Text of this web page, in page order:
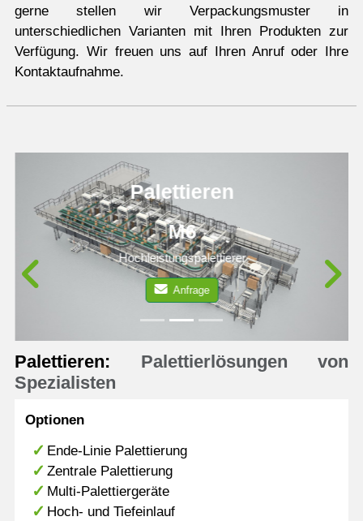
gerne stellen wir Verpackungsmuster in
unterschiedlichen Varianten mit Ihren Produkten zur
Verfügung. Wir freuen uns auf Ihren Anruf oder Ihre
Kontaktaufnahme.
Palettieren
M6
Hochleistungspalettierer
Anfrage
Previous
Palettieren: Palettierlösungen von
Spezialisten
Optionen
Ende-Linie Palettierung
Zentrale Palettierung
Multi-Palettiergeräte
Hoch- und Tiefeinlauf